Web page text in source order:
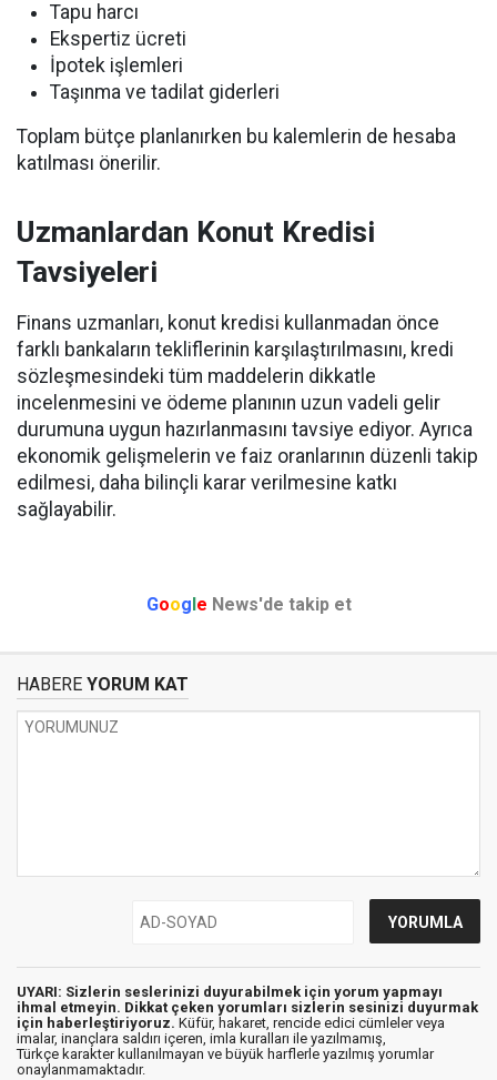
Tapu harcı
Ekspertiz ücreti
İpotek işlemleri
Taşınma ve tadilat giderleri
Toplam bütçe planlanırken bu kalemlerin de hesaba
katılması önerilir.
Uzmanlardan Konut Kredisi
Tavsiyeleri
Finans uzmanları, konut kredisi kullanmadan önce
farklı bankaların tekliflerinin karşılaştırılmasını, kredi
sözleşmesindeki tüm maddelerin dikkatle
incelenmesini ve ödeme planının uzun vadeli gelir
durumuna uygun hazırlanmasını tavsiye ediyor. Ayrıca
ekonomik gelişmelerin ve faiz oranlarının düzenli takip
edilmesi, daha bilinçli karar verilmesine katkı
sağlayabilir.
Google News'de takip et
HABERE YORUM KAT
UYARI: Sizlerin seslerinizi duyurabilmek için yorum yapmayı
ihmal etmeyin. Dikkat çeken yorumları sizlerin sesinizi duyurmak
için haberleştiriyoruz. Küfür, hakaret, rencide edici cümleler veya
imalar, inançlara saldırı içeren, imla kuralları ile yazılmamış,
Türkçe karakter kullanılmayan ve büyük harflerle yazılmış yorumlar
onaylanmamaktadır.